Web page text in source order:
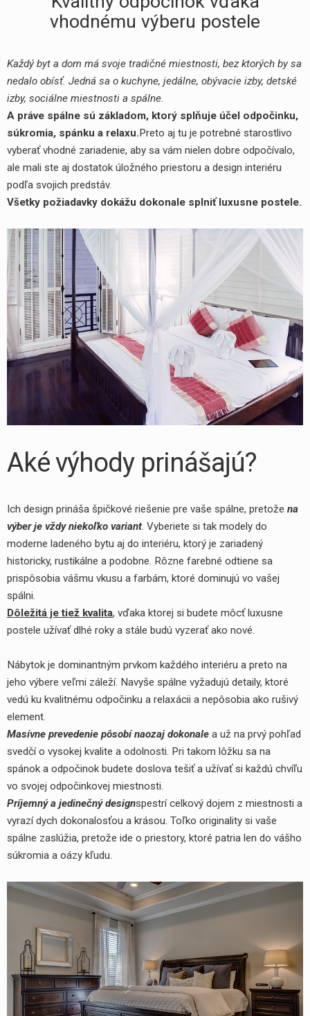
vhodnému výberu postele
Každý byt a dom má svoje tradičné miestnosti, bez ktorých by sa
nedalo obísť. Jedná sa o kuchyne, jedálne, obývacie izby, detské
izby, sociálne miestnosti a spálne.
A práve spálne sú základom, ktorý splňuje účel odpočinku,
súkromia, spánku a relaxu.Preto aj tu je potrebné starostlivo
vyberať vhodné zariadenie, aby sa vám nielen dobre odpočívalo,
ale mali ste aj dostatok úložného priestoru a design interiéru
podľa svojich predstáv.
Všetky požiadavky dokážu dokonale splniťluxusne postele.
Aké výhody prinášajú?
Ich design prináša špičkové riešenie pre vaše spálne, pretože na
výber je vždy niekoľko variant. Vyberiete si tak modely do
moderne ladeného bytu aj do interiéru, ktorý je zariadený
historicky, rustikálne a podobne. Rôzne farebné odtiene sa
prispôsobia vášmu vkusu a farbám, ktoré dominujú vo vašej
spálni.
Dôležitá je tiež kvalita, vďaka ktorej si budete môcť luxusne
postele užívať dlhé roky a stále budú vyzerať ako nové.
Nábytok je dominantným prvkom každého interiéru a preto na
jeho výbere veľmi záleží. Navyše spálne vyžadujú detaily, ktoré
vedú ku kvalitnému odpočinku a relaxácii a nepôsobia ako rušivý
element.
Masívne prevedenie pôsobí naozaj dokonale a už na prvý pohľad
svedčí o vysokej kvalite a odolnosti. Pri takom lôžku sa na
spánok a odpočinok budete doslova tešiť a užívať si každú chvíľu
vo svojej odpočinkovej miestnosti.
Príjemný a jedinečný designspestrí celkový dojem z miestnosti a
vyrazí dych dokonalosťou a krásou. Toľko originality si vaše
spálne zaslúžia, pretože ide o priestory, ktoré patria len do vášho
súkromia a oázy kľudu.